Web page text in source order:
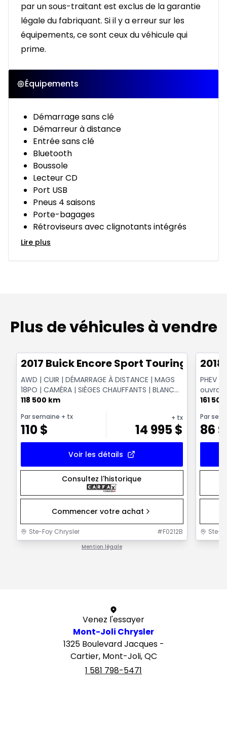
par un sous-traitant est exclus de la garantie
légale du fabriquant. Si il y a erreur sur les
équipements, ce sont ceux du véhicule qui
prime.
Équipements
Démarrage sans clé
Démarreur à distance
Entrée sans clé
Bluetooth
Boussole
Lecteur CD
Port USB
Pneus 4 saisons
Porte-bagages
Rétroviseurs avec clignotants intégrés
Lire plus
Plus de véhicules à vendre
2017 Buick Encore Sport Touring
AWD | CUIR | DÉMARRAGE À DISTANCE | MAGS
18PO | CAMÉRA | SIÈGES CHAUFFANTS | BLANC
PERLE
118 500 km
Par semaine + tx
110$
+ tx
14 995$
Voir les détails
Consultez l'historique
Commencer votre achat
Ste-Foy Chrysler #F0212B
Mention légale
PHEV
161
Par
86 $
Ste-
Venez l'essayer
Mont-Joli Chrysler
1325 Boulevard Jacques -
Cartier, Mont-Joli, QC
1 581 798-5471